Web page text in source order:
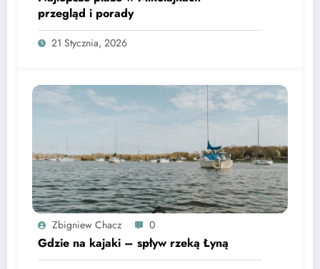
przegląd i porady
21 Stycznia, 2026
Zbigniew Chacz 0
Gdzie na kajaki – spływ rzeką Łyną